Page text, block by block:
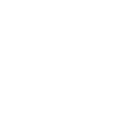
Behandlat
Obehandlat